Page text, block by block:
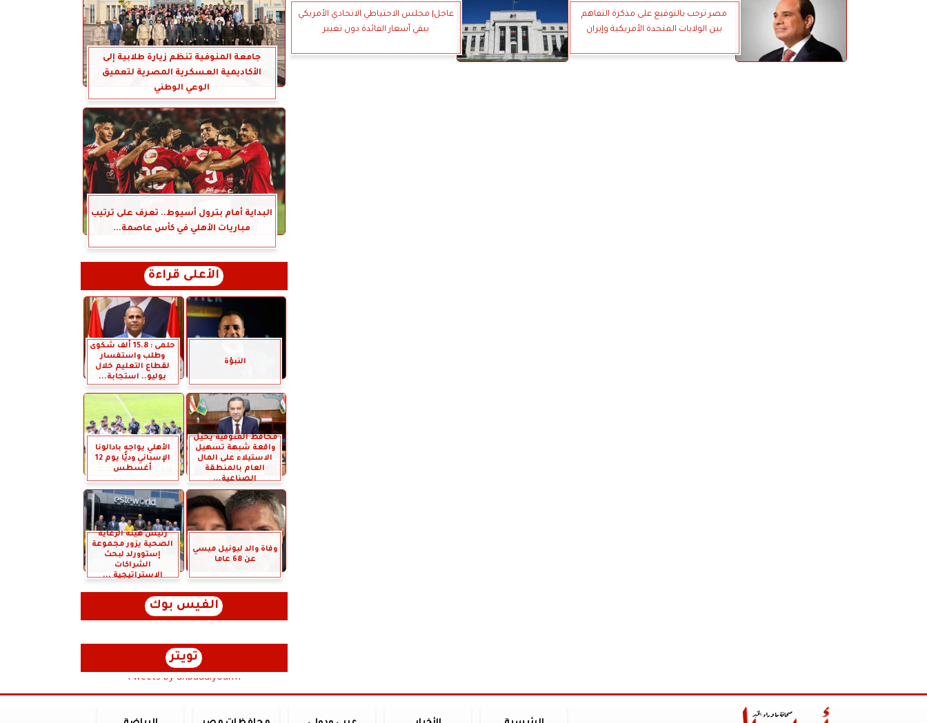
مصر ترحب بالتوقيع على مذكرة التفاهم
بين الولايات المتحدة الأمريكية وإيران
عاجل| مجلس الاحتياطي الاتحادي الأمريكي
يبقي أسعار الفائدة دون تغيير
جامعة المنوفية تنظم زيارة طلابية إلى
الأكاديمية العسكرية المصرية لتعميق
الوعي الوطني
البداية أمام بترول أسيوط.. تعرف على ترتيب
مباريات الأهلي في كأس عاصمة...
الأعلى قراءة
النبؤة
حلمى : 15.8 ألف شكوى
وطلب واستفسار
لقطاع التعليم خلال
يوليو.. استجابة...
محافظ المنوفية يحيل
واقعة شبهة تسهيل
الاستيلاء على المال
العام بالمنطقة
الصناعية...
الأهلي يواجه بادالونا
الإسباني وديًّا يوم 12
أغسطس
وفاة والد ليونيل ميسي
عن 68 عاما
رئيس هيئة الرعاية
الصحية يزور مجموعة
إستوورلد لبحث
الشراكات
الاستراتيجية ...
الفيس بوك
تويتر
Tweets by anbaaalyoum1